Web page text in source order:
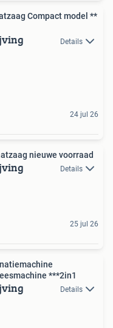
Compact model **
Details
24 jul 26
Formaatzaag nieuwe voorraad
Details
25 jul 26
***2in1
Details